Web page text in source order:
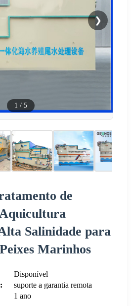
❯
1 / 5
de
Salinidade para
Marinhos
Disponível
suporte a garantia remota
1 ano